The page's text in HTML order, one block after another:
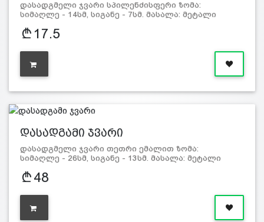
დასადგმელი ჯვარი სპილენძისფერი ზომა:
სიმაღლე - 14სმ, სიგანე - 7სმ. მასალა: მეტალი
17.5
დასადგამი ჯვარი
დასადგმელი ჯვარი თეთრი ემალით ზომა:
სიმაღლე - 26სმ, სიგანე - 13სმ. მასალა: მეტალი
48